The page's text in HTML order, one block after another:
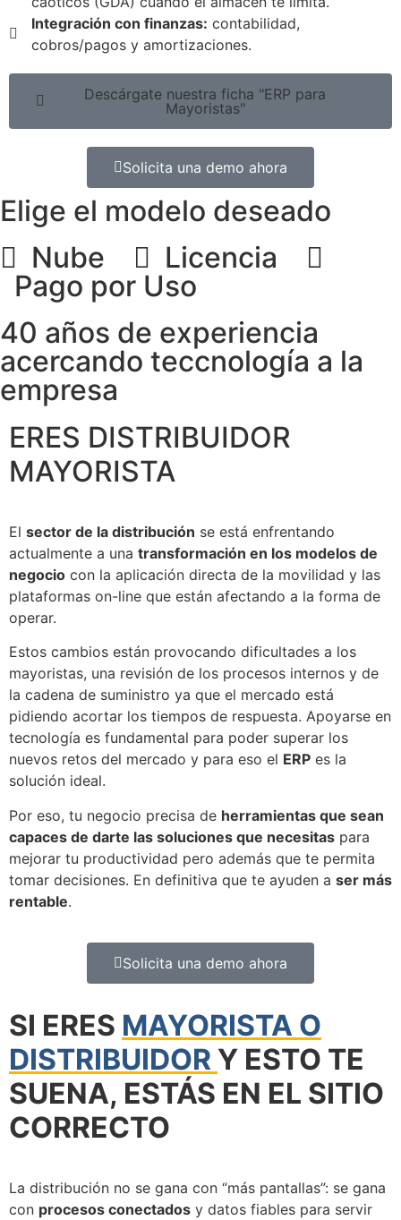
Integración con finanzas: contabilidad,
cobros/pagos y amortizaciones.
Descárgate nuestra ficha "ERP para
Mayoristas"
Solicita una demo ahora
Elige el modelo deseado
Nube
Licencia
Pago por Uso
40 años de experiencia
acercando teccnología a la
empresa
ERES DISTRIBUIDOR
MAYORISTA
El sector de la distribución se está enfrentando
actualmente a una transformación en los modelos de
negocio con la aplicación directa de la movilidad y las
plataformas on-line que están afectando a la forma de
operar.
Estos cambios están provocando dificultades a los
mayoristas, una revisión de los procesos internos y de
la cadena de suministro ya que el mercado está
pidiendo acortar los tiempos de respuesta. Apoyarse en
tecnología es fundamental para poder superar los
nuevos retos del mercado y para eso el ERP es la
solución ideal.
Por eso, tu negocio precisa de herramientas que sean
capaces de darte las soluciones que necesitas para
mejorar tu productividad pero además que te permita
tomar decisiones. En definitiva que te ayuden a ser más
rentable.
Solicita una demo ahora
SI ERES MAYORISTA O
DISTRIBUIDOR Y ESTO TE
SUENA, ESTÁS EN EL SITIO
CORRECTO
La distribución no se gana con “más pantallas”: se gana
con procesos conectados y datos fiables para servir